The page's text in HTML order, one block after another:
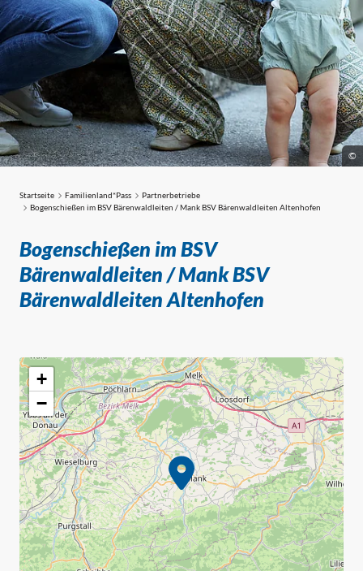
©
Partnerbetriebe
Startseite Familienland*Pass
Partnerbetriebe
Bogenschießen im BSV Bärenwaldleiten / Mank BSV Bärenwaldleiten Altenhofen
Bogenschießen im BSV
Bärenwaldleiten / Mank BSV
Bärenwaldleiten Altenhofen
+
−